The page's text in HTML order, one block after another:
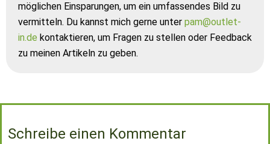
möglichen Einsparungen, um ein umfassendes Bild zu
vermitteln. Du kannst mich gerne unter pam@outlet-
in.de kontaktieren, um Fragen zu stellen oder Feedback
zu meinen Artikeln zu geben.
Schreibe einen Kommentar